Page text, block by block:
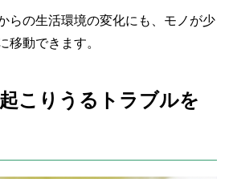
らの生活環境の変化にも、モノが少
移動できます。
こりうるトラブルを